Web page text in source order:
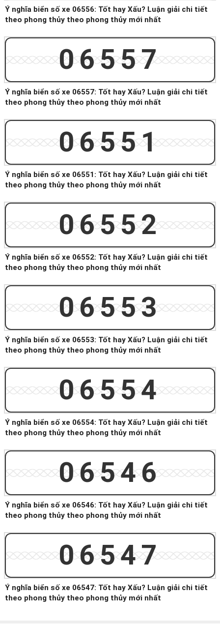
Ý nghĩa biển số xe 06556: Tốt hay Xấu? Luận giải chi tiết
theo phong thủy theo phong thủy mới nhất
06557
Ý nghĩa biển số xe 06557: Tốt hay Xấu? Luận giải chi tiết
theo phong thủy theo phong thủy mới nhất
06551
Ý nghĩa biển số xe 06551: Tốt hay Xấu? Luận giải chi tiết
theo phong thủy theo phong thủy mới nhất
06552
Ý nghĩa biển số xe 06552: Tốt hay Xấu? Luận giải chi tiết
theo phong thủy theo phong thủy mới nhất
06553
Ý nghĩa biển số xe 06553: Tốt hay Xấu? Luận giải chi tiết
theo phong thủy theo phong thủy mới nhất
06554
Ý nghĩa biển số xe 06554: Tốt hay Xấu? Luận giải chi tiết
theo phong thủy theo phong thủy mới nhất
06546
Ý nghĩa biển số xe 06546: Tốt hay Xấu? Luận giải chi tiết
theo phong thủy theo phong thủy mới nhất
06547
Ý nghĩa biển số xe 06547: Tốt hay Xấu? Luận giải chi tiết
theo phong thủy theo phong thủy mới nhất